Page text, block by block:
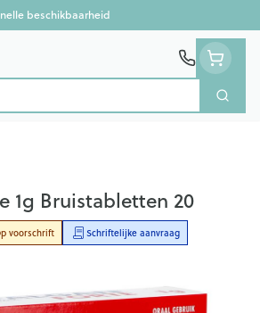
beschikbaarheid
Zoek
1g Bruistabletten 20
voorschrift Schriftelijke aanvraag